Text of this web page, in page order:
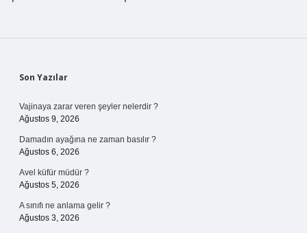
Sidebar
Son Yazılar
Vajinaya zarar veren şeyler nelerdir ?
Ağustos 9, 2026
Damadın ayağına ne zaman basılır ?
Ağustos 6, 2026
Avel küfür müdür ?
Ağustos 5, 2026
A sınıfı ne anlama gelir ?
Ağustos 3, 2026